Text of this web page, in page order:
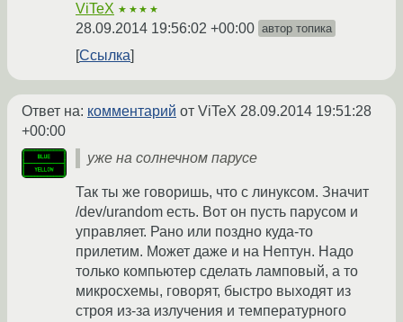
ViTeX ★★★★
28.09.2014 19:56:02 +00:00 автор топика
Ссылка
Ответ на: комментарий от ViTeX 28.09.2014 19:51:28
+00:00
уже на солнечном парусе
Так ты же говоришь, что с линуксом. Значит
/dev/urandom есть. Вот он пусть парусом и
управляет. Рано или поздно куда-то
прилетим. Может даже и на Нептун. Надо
только компьютер сделать ламповый, а то
микросхемы, говорят, быстро выходят из
строя из-за излучения и температурного